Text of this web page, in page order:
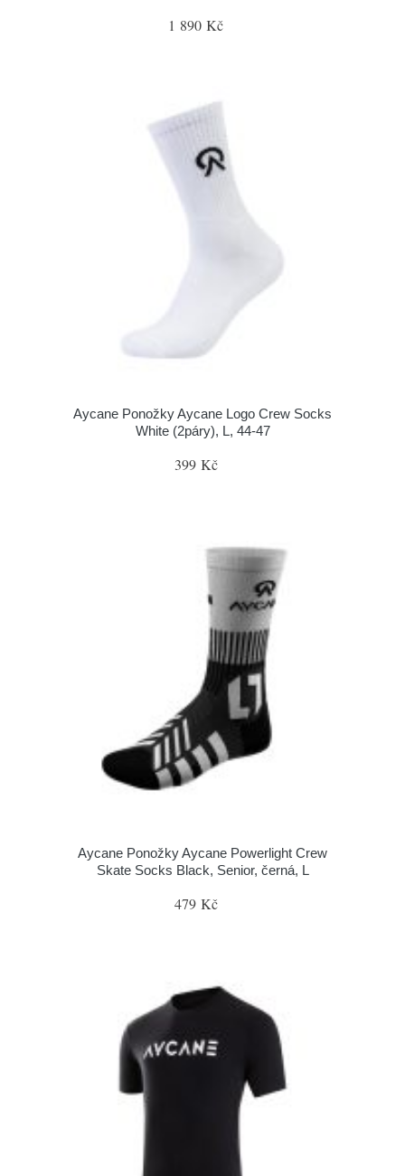
1 890 Kč
Aycane Ponožky Aycane Logo Crew Socks
White (2páry), L, 44-47
399 Kč
Aycane Ponožky Aycane Powerlight Crew
Skate Socks Black, Senior, černá, L
479 Kč